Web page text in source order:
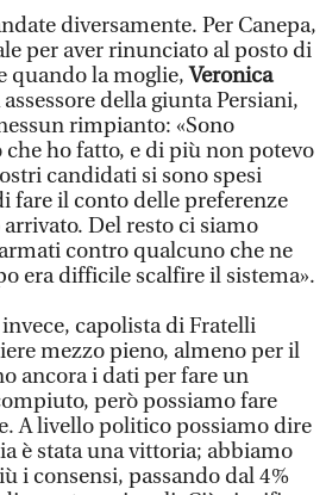
diversamente. Per Canepa,
per aver rinunciato al posto di
quando la moglie,Veronica
della giunta Persiani,
rimpianto: «Sono
ho fatto, e di più non potevo
candidati si sono spesi
fare il conto delle preferenze
Del resto ci siamo
contro qualcuno che ne
era difficile scalfire il sistema».
capolista di Fratelli
mezzo pieno, almeno per il
ancora i dati per fare un
però possiamo fare
A livello politico possiamo dire
è stata una vittoria; abbiamo
i consensi, passando dal 4%